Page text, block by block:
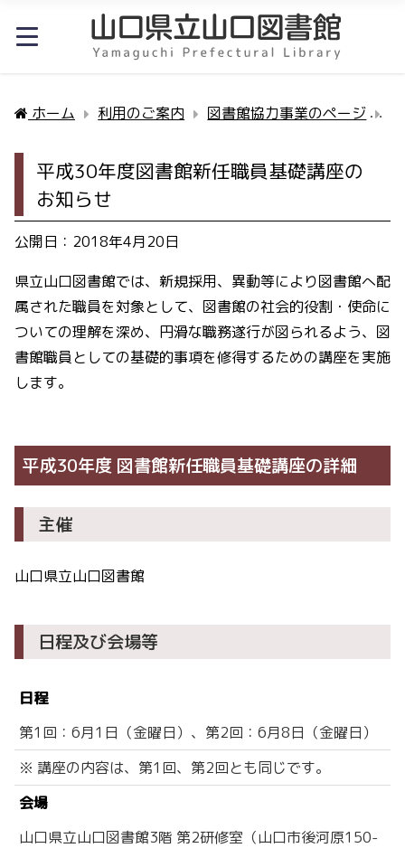
ホーム 利用のご案内 図書館協力事業のページ
平成30年度図書館新任職員基礎講座の
お知らせ
公開日：2018年4月20日
県立山口図書館では、新規採用、異動等により図書館へ配
属された職員を対象として、図書館の社会的役割・使命に
ついての理解を深め、円滑な職務遂行が図られるよう、図
書館職員としての基礎的事項を修得するための講座を実施
します。
平成30年度 図書館新任職員基礎講座の詳細
主催
山口県立山口図書館
日程及び会場等
日程
第1回：6月1日（金曜日）、第2回：6月8日（金曜日）
※ 講座の内容は、第1回、第2回とも同じです。
会場
山口県立山口図書館3階 第2研修室（山口市後河原150-